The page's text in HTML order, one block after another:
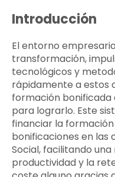
Introducción
El entorno
transformación,
tecnológicos y
rápidamente a estos
formación
para lograrlo. Este
financiar la
bonificaciones en las
Social, facilitando
productividad y la